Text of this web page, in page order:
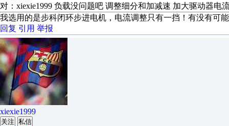
对：xiexie1999 负载没问题吧 调整细分和加减速 加大驱动器
我选用的是步科闭环步进电机，电流调整只有一挡！有没有可
回复 引用 举报
xiexie1999
关注 私信